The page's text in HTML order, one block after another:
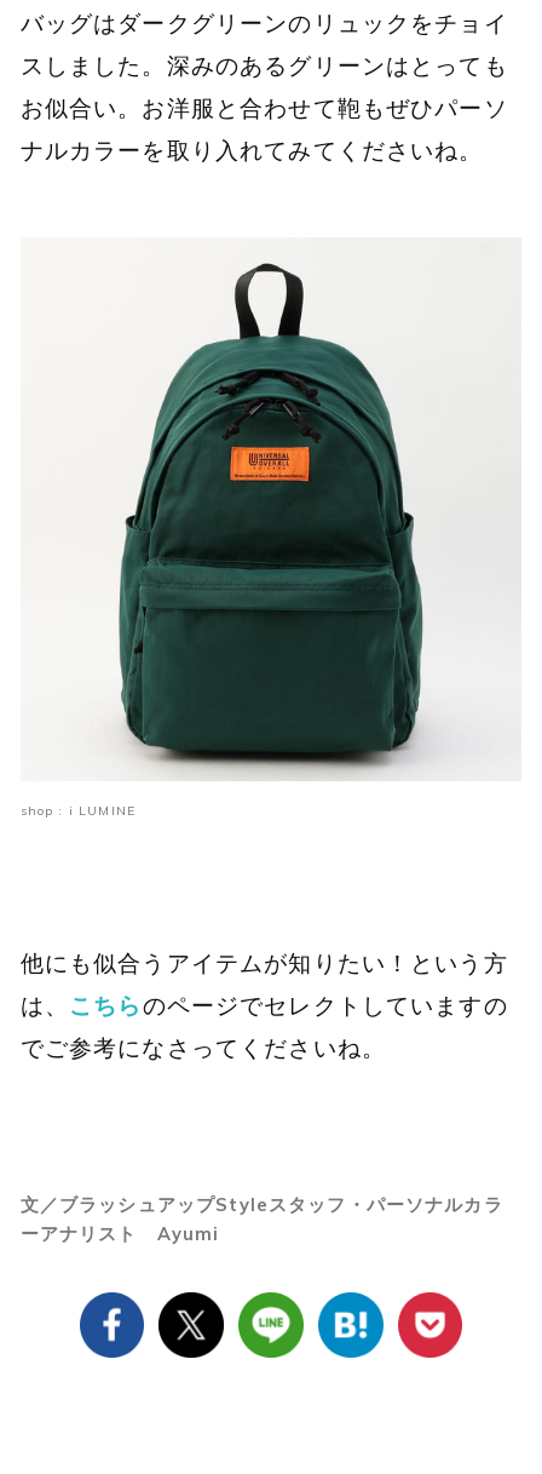
バッグはダークグリーンのリュックをチョイ
スしました。深みのあるグリーンはとっても
お似合い。お洋服と合わせて鞄もぜひパーソ
ナルカラーを取り入れてみてくださいね。
shop : i LUMINE
他にも似合うアイテムが知りたい！という方
は、 こちらのページでセレクトしていますの
でご参考になさってくださいね。
文／ブラッシュアップStyleスタッフ・パーソナルカラ
ーアナリスト Ayumi